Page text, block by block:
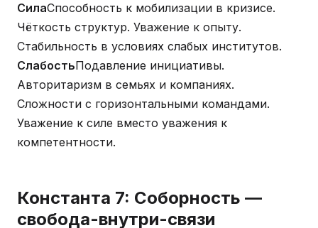
СилаСпособность к мобилизации в кризисе.
Чёткость структур. Уважение к опыту.
Стабильность в условиях слабых институтов.
СлабостьПодавление инициативы.
Авторитаризм в семьях и компаниях.
Сложности с горизонтальными командами.
Уважение к силе вместо уважения к
компетентности.
Константа 7: Соборность —
свобода-внутри-связи